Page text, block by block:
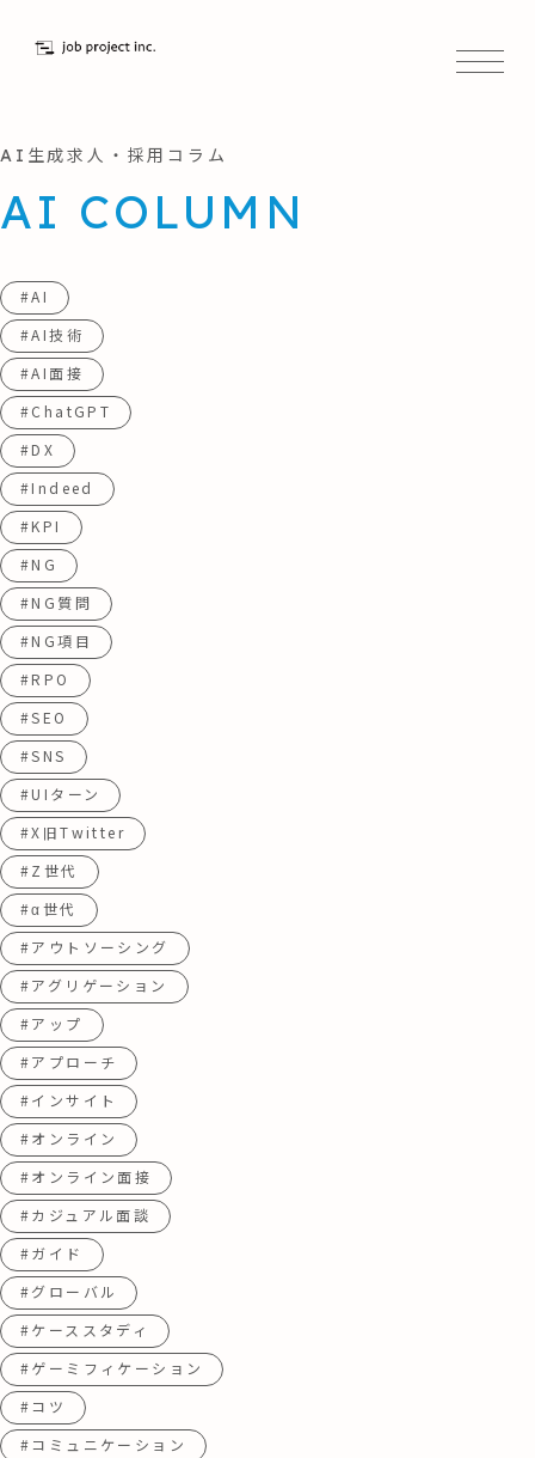
AI生成求人・採用コラム
AI COLUMN
#AI
#AI技術
#AI面接
#ChatGPT
#DX
#Indeed
#KPI
#NG
#NG質問
#NG項目
#RPO
#SEO
#SNS
#UIターン
#X旧Twitter
#Z世代
#α世代
#アウトソーシング
#アグリゲーション
#アップ
#アプローチ
#インサイト
#オンライン
#オンライン面接
#カジュアル面談
#ガイド
#グローバル
#ケーススタディ
#ゲーミフィケーション
#コツ
#コミュニケーション